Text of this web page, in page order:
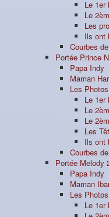
Le 1er
Le
Les
Ils ont
Courbes
Portée Prince
Papa Indy
Maman
Les Photos
Le 1er
Le
Le
Les
Ils ont
Courbes
Portée Melody
Papa Indy
Maman
Les Photos
Le 1er